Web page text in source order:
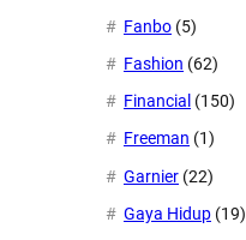
Fanbo (5)
Fashion (62)
Financial (150)
Freeman (1)
Garnier (22)
Gaya Hidup (19)